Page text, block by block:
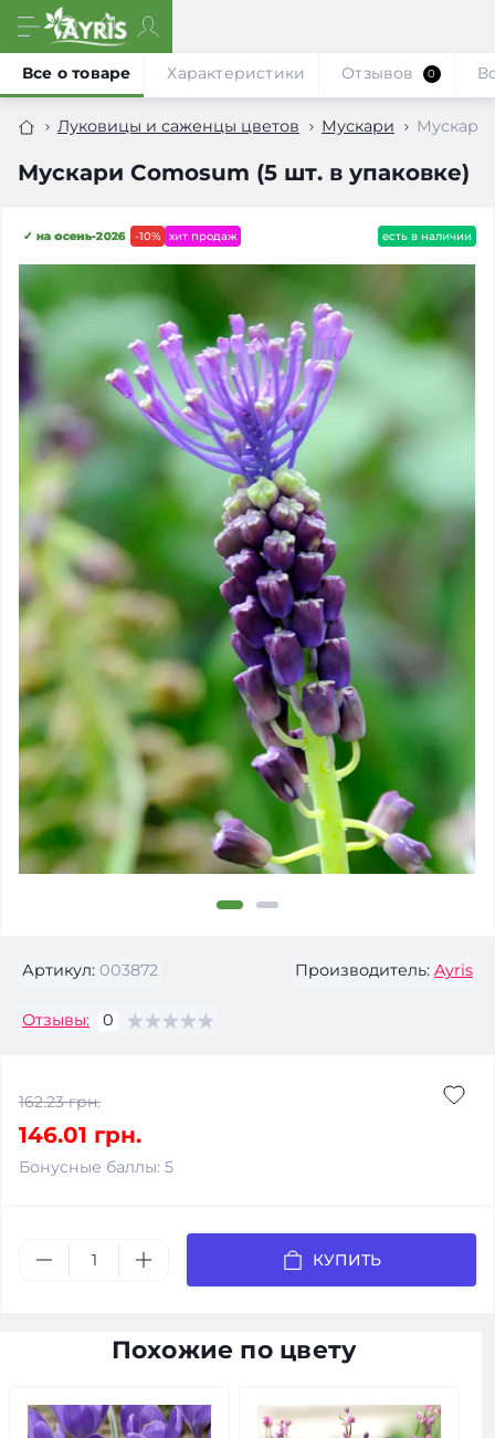
Луковицы и саженцы цветов Мускари Мускари
Мускари Comosum (5 шт. в упаковке)
Все о товаре Характеристики Отзывов 0
-10%
✓ на осень-2026 хит продаж есть в наличии
Артикул: 003872 Производитель: Ayris
Отзывы: 0
162.23 грн.
146.01 грн.
Бонусные баллы: 5
КУПИТЬ
Похожие по цвету